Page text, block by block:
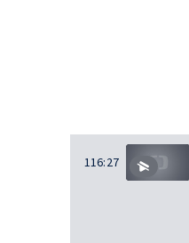
116:27